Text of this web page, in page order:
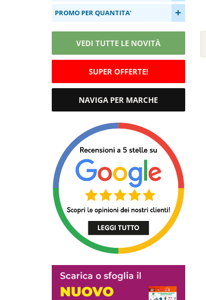
PROMO PER QUANTITA' +
VEDI TUTTE LE NOVITÀ
SUPER OFFERTE!
NAVIGA PER MARCHE